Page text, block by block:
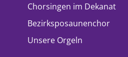
Chorsingen im Dekanat
Bezirksposaunenchor
Unsere Orgeln